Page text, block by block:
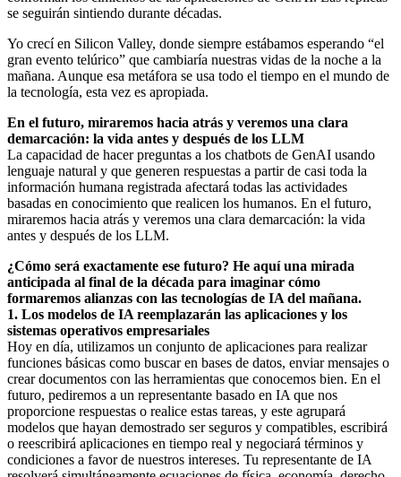
se seguirán sintiendo durante décadas.
Yo crecí en Silicon Valley, donde siempre estábamos esperando “el
gran evento telúrico” que cambiaría nuestras vidas de la noche a la
mañana. Aunque esa metáfora se usa todo el tiempo en el mundo de
la tecnología, esta vez es apropiada.
En el futuro, miraremos hacia atrás y veremos una clara
demarcación: la vida antes y después de los LLM
La capacidad de hacer preguntas a los chatbots de GenAI usando
lenguaje natural y que generen respuestas a partir de casi toda la
información humana registrada afectará todas las actividades
basadas en conocimiento que realicen los humanos. En el futuro,
miraremos hacia atrás y veremos una clara demarcación: la vida
antes y después de los LLM.
¿Cómo será exactamente ese futuro? He aquí una mirada
anticipada al final de la década para imaginar cómo
formaremos alianzas con las tecnologías de IA del mañana.
1. Los modelos de IA reemplazarán las aplicaciones y los
sistemas operativos empresariales
Hoy en día, utilizamos un conjunto de aplicaciones para realizar
funciones básicas como buscar en bases de datos, enviar mensajes o
crear documentos con las herramientas que conocemos bien. En el
futuro, pediremos a un representante basado en IA que nos
proporcione respuestas o realice estas tareas, y este agrupará
modelos que hayan demostrado ser seguros y compatibles, escribirá
o reescribirá aplicaciones en tiempo real y negociará términos y
condiciones a favor de nuestros intereses. Tu representante de IA